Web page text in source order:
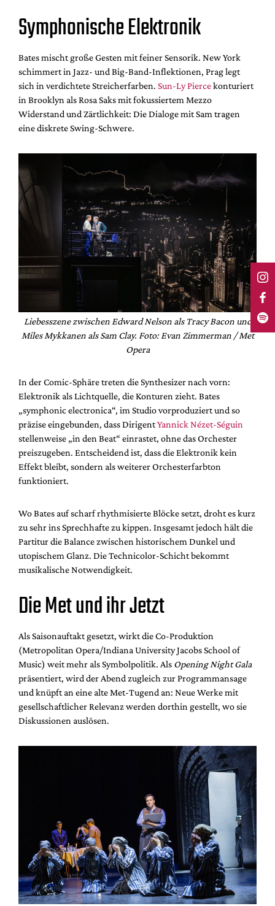
Symphonische Elektronik
Bates mischt große Gesten mit feiner Sensorik. New York
schimmert in Jazz- und Big-Band-Inflektionen, Prag legt
sich in verdichtete Streicherfarben. Sun-Ly Piercekonturiert
in Brooklyn als Rosa Saks mit fokussiertem Mezzo
Widerstand und Zärtlichkeit: Die Dialoge mit Sam tragen
eine diskrete Swing-Schwere.
Liebesszene zwischen Edward Nelson als Tracy Bacon und
Miles Mykkanen als Sam Clay. Foto: Evan Zimmerman / Met
Opera
In der Comic-Sphäre treten die Synthesizer nach vorn:
Elektronik als Lichtquelle, die Konturen zieht. Bates
„symphonic electronica“, im Studio vorproduziert und so
präzise eingebunden, dass DirigentYannick Nézet-Séguin
stellenweise „in den Beat“ einrastet, ohne das Orchester
preiszugeben. Entscheidend ist, dass die Elektronik kein
Effekt bleibt, sondern als weiterer Orchesterfarbton
funktioniert.
Wo Bates auf scharf rhythmisierte Blöcke setzt, droht es kurz
zu sehr ins Sprechhafte zu kippen. Insgesamt jedoch hält die
Partitur die Balance zwischen historischem Dunkel und
utopischem Glanz. Die Technicolor-Schicht bekommt
musikalische Notwendigkeit.
Die Met und ihr Jetzt
Als Saisonauftakt gesetzt, wirkt die Co-Produktion
(Metropolitan Opera/Indiana University Jacobs School of
Music) weit mehr als Symbolpolitik. Als Opening Night Gala
präsentiert, wird der Abend zugleich zur Programmansage
und knüpft an eine alte Met-Tugend an: Neue Werke mit
gesellschaftlicher Relevanz werden dorthin gestellt, wo sie
Diskussionen auslösen.